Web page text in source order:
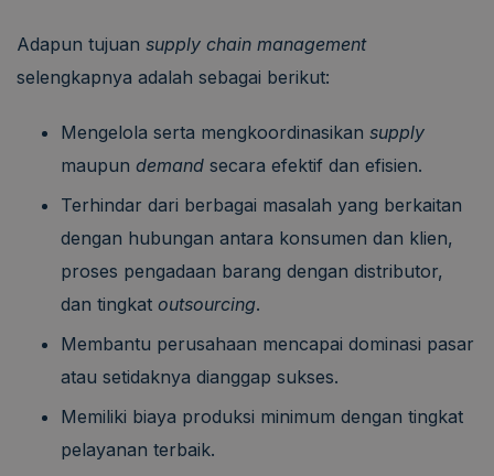
Adapun tujuan supply chain management
selengkapnya adalah sebagai berikut:
Mengelola serta mengkoordinasikan supply
maupun demand secara efektif dan efisien.
Terhindar dari berbagai masalah yang berkaitan
dengan hubungan antara konsumen dan klien,
proses pengadaan barang dengan distributor,
dan tingkat outsourcing.
Membantu perusahaan mencapai dominasi pasar
atau setidaknya dianggap sukses.
Memiliki biaya produksi minimum dengan tingkat
pelayanan terbaik.